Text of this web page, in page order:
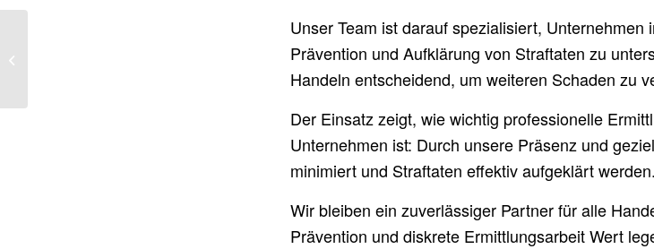
Unser Team ist darauf spezialisiert, Unternehmen
Prävention und Aufklärung von Straftaten zu
Handeln entscheidend, um weiteren Schaden zu
Der Einsatz zeigt, wie wichtig professionelle
Unternehmen ist: Durch unsere Präsenz und
minimiert und Straftaten effektiv aufgeklärt werden.
Wir bleiben ein zuverlässiger Partner für alle
Prävention und diskrete Ermittlungsarbeit Wert